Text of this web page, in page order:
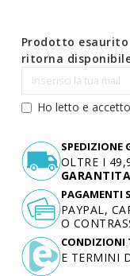
Prodotto
ritorna
Ho letto e
SPEDIZIONE
OLTRE I
PAGAMENTI
PAYPAL,
O
CONDIZIONI
E TERMINI